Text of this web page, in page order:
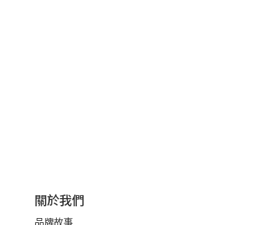
關於我們
品牌故事